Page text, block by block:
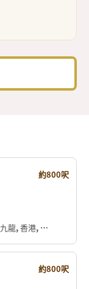
約800呎
, 香港, 中国
約800呎